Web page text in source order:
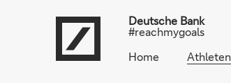
Deutsche Bank
#reachmygoals
Home
Athleten